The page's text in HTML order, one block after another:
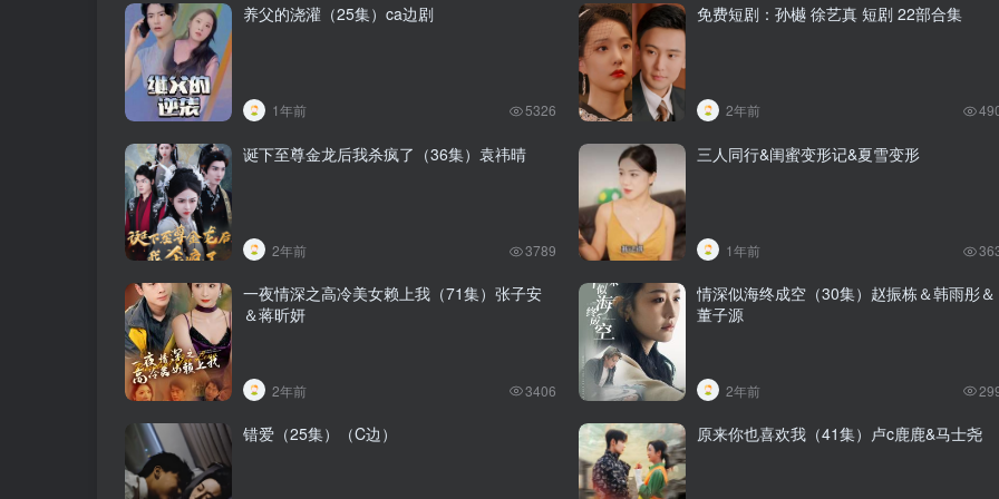
养父的浇灌（25集）ca边剧
1年前 5326
免费短剧：孙樾 徐艺真 短剧 22部合集
2年前
诞下至尊金龙后我杀疯了（36集）袁祎晴
2年前 3789
三人同行&闺蜜变形记&夏雪变形
1年前
一夜情深之高冷美女赖上我（71集）张子安
＆蒋昕妍
2年前 3406
情深似海终成空（30集）赵振栋＆韩雨彤＆
董子源
2年前
错爱（25集）（C边） 原来你也喜欢我（41集）卢c鹿鹿&马士尧